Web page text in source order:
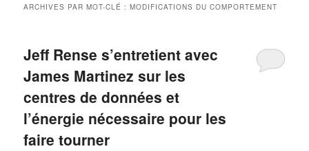
ARCHIVES PAR MOT-CLÉ :MODIFICATIONS DU COMPORTEMENT
Jeff Rense s’entretient avec
James Martinez sur les
centres de données et
l’énergie nécessaire pour les
faire tourner